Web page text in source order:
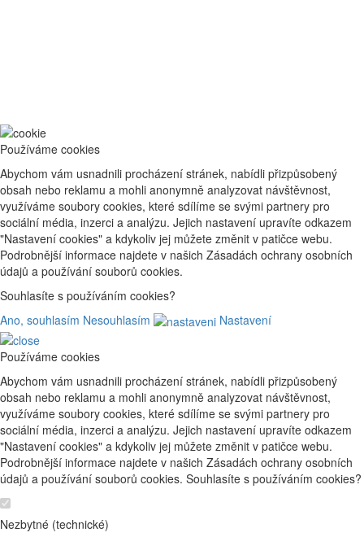
Používáme cookies
Abychom vám usnadnili procházení stránek, nabídli přizpůsobený
obsah nebo reklamu a mohli anonymně analyzovat návštěvnost,
využíváme soubory cookies, které sdílíme se svými partnery pro
sociální média, inzerci a analýzu. Jejich nastavení upravíte odkazem
"Nastavení cookies" a kdykoliv jej můžete změnit v patičce webu.
Podrobnější informace najdete v našich Zásadách ochrany osobních
údajů a používání souborů cookies.
Souhlasíte s používáním cookies?
Ano, souhlasím Nesouhlasím Nastavení
Používáme cookies
Abychom vám usnadnili procházení stránek, nabídli přizpůsobený
obsah nebo reklamu a mohli anonymně analyzovat návštěvnost,
využíváme soubory cookies, které sdílíme se svými partnery pro
sociální média, inzerci a analýzu. Jejich nastavení upravíte odkazem
"Nastavení cookies" a kdykoliv jej můžete změnit v patičce webu.
Podrobnější informace najdete v našich Zásadách ochrany osobních
údajů a používání souborů cookies. Souhlasíte s používáním cookies?
Nezbytné (technické)